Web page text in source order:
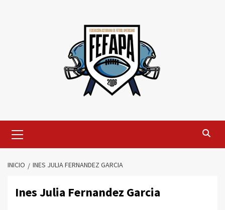
primario
INICIO INES JULIA FERNANDEZ GARCIA
Ines Julia Fernandez Garcia